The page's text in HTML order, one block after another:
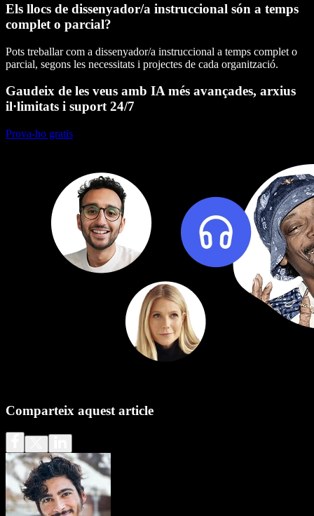
Els llocs de dissenyador/a instruccional són a temps
complet o parcial?
Pots treballar com a dissenyador/a instruccional a temps complet o
parcial, segons les necessitats i projectes de cada organització.
Gaudeix de les veus amb IA més avançades, arxius
il·limitats i suport 24/7
Prova-ho gratis
Comparteix aquest article